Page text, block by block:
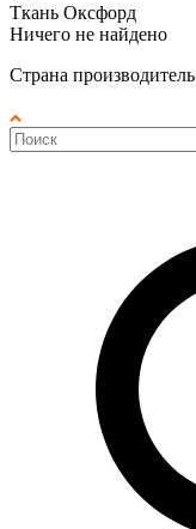
Ткань Оксфорд
Ничего не найдено
Страна производитель